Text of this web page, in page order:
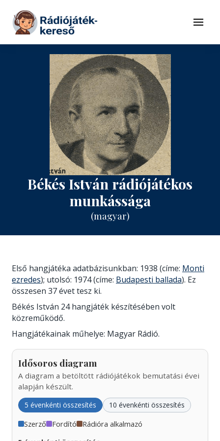
Tovább a tartalomhoz
Menü
Békés István rádiójátékos
munkássága
(magyar)
Első hangjátéka adatbázisunkban: 1938 (címe: Monti
ezredes); utolsó: 1974 (címe: Budapesti ballada). Ez
összesen 37 évet tesz ki.
Békés István 24 hangjáték készítésében volt
közreműködő.
Hangjátékainak műhelye: Magyar Rádió.
Idősoros diagram
A diagram a betöltött rádiójátékok bemutatási évei
alapján készült.
5 évenkénti összesítés 10 évenkénti összesítés
Szerző Fordító Rádióra alkalmazó